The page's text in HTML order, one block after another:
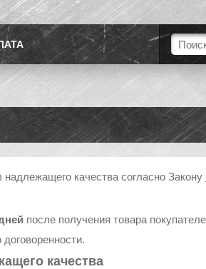
качества согласно Закону
после получения товара
качества